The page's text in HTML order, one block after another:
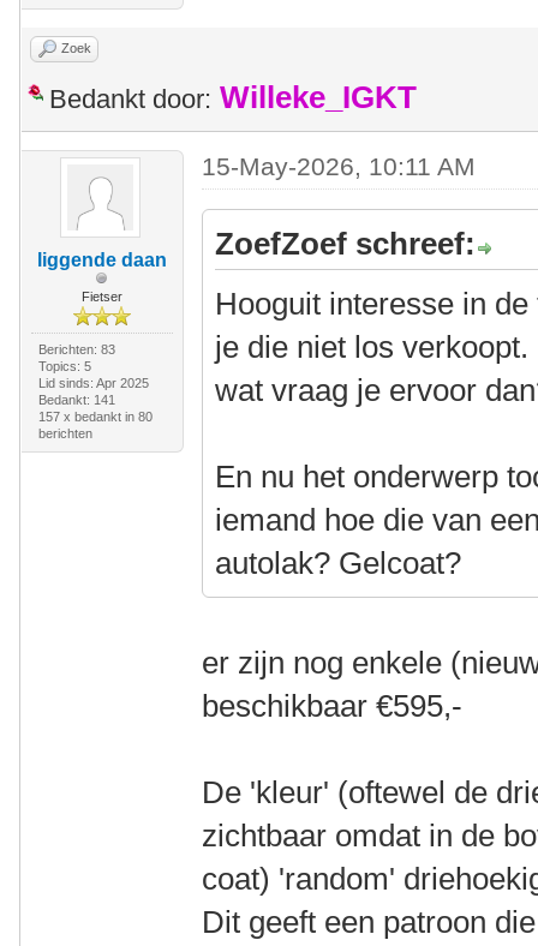
Zoek
Bedankt door: Willeke_IGKT
liggende daan
Fietser
Berichten: 83
Topics: 5
Lid sinds: Apr 2025
Bedankt: 141
157 x bedankt in 80
berichten
15-May-2026, 10:11 AM
ZoefZoef schreef:
Hooguit interesse in
je die niet los
wat vraag je ervoor
En nu het onderwerp
iemand hoe die van
autolak? Gelcoat?
er zijn nog enkele
beschikbaar €595,-
De 'kleur' (oftewel de
zichtbaar omdat in de
coat) 'random'
Dit geeft een patroon